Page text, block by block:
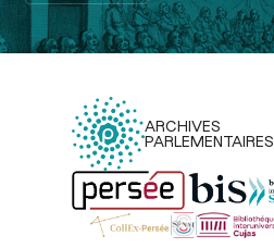
ARCHIVES
PARLEMENTAIRES